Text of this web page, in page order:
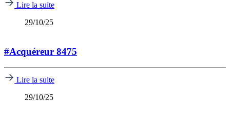
Lire la suite
29/10/25
#Acquéreur 8475
Lire la suite
29/10/25